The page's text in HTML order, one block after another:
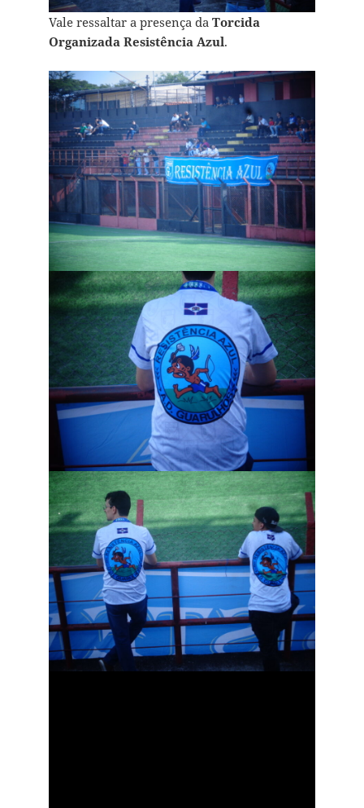
Vale ressaltar a presença da Torcida
Organizada Resistência Azul.